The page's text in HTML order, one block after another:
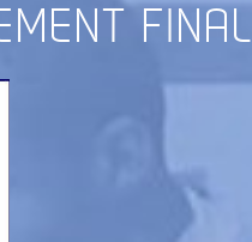
FINAL